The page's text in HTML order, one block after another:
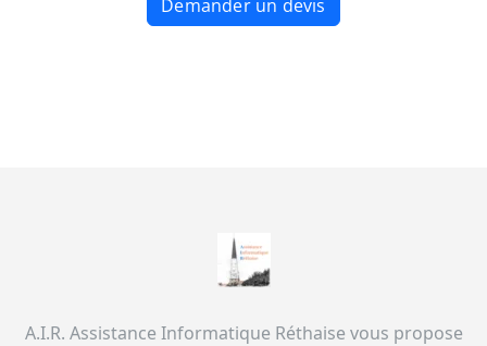
Demander un devis
A.I.R. Assistance Informatique Réthaise vous propose